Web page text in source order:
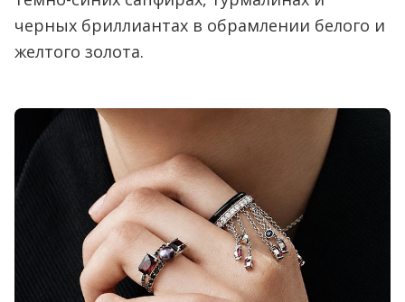
черных бриллиантах в обрамлении белого и
желтого золота.